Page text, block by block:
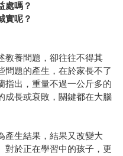
處嗎？
實呢？
教養問題，卻往往不得其
問題的產生，在於家長不了
指出，重量不過一公斤多的
成長或衰敗，關鍵都在大腦
產生結果，結果又改變大
對於正在學習中的孩子，更